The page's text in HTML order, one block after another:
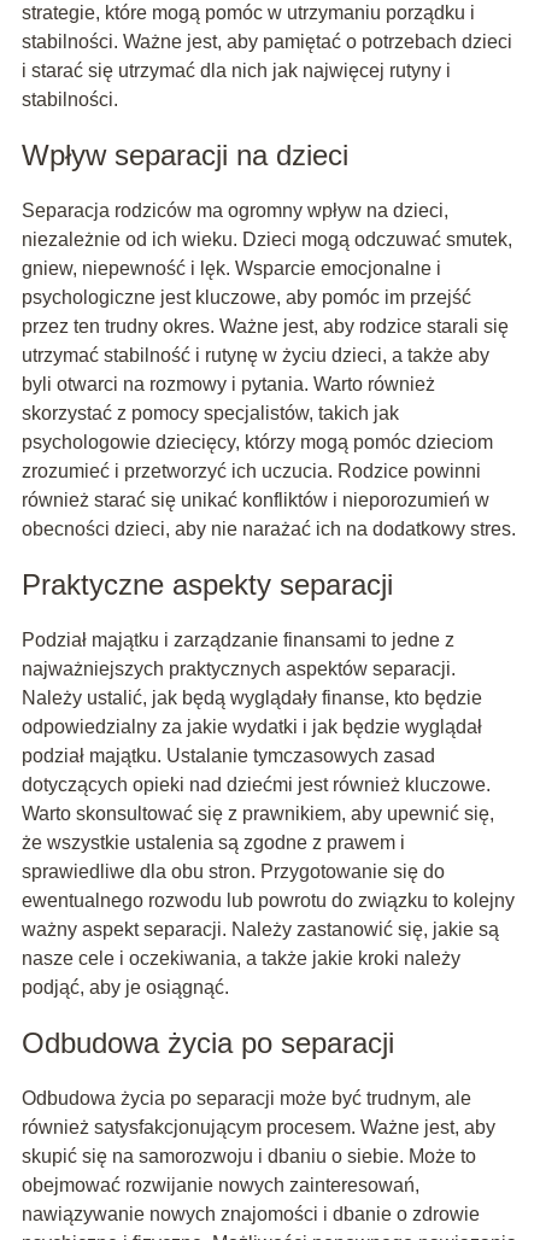
strategie, które mogą pomóc w utrzymaniu porządku i
stabilności. Ważne jest, aby pamiętać o potrzebach dzieci
i starać się utrzymać dla nich jak najwięcej rutyny i
stabilności.
Wpływ separacji na dzieci
Separacja rodziców ma ogromny wpływ na dzieci,
niezależnie od ich wieku. Dzieci mogą odczuwać smutek,
gniew, niepewność i lęk. Wsparcie emocjonalne i
psychologiczne jest kluczowe, aby pomóc im przejść
przez ten trudny okres. Ważne jest, aby rodzice starali się
utrzymać stabilność i rutynę w życiu dzieci, a także aby
byli otwarci na rozmowy i pytania. Warto również
skorzystać z pomocy specjalistów, takich jak
psychologowie dziecięcy, którzy mogą pomóc dzieciom
zrozumieć i przetworzyć ich uczucia. Rodzice powinni
również starać się unikać konfliktów i nieporozumień w
obecności dzieci, aby nie narażać ich na dodatkowy stres.
Praktyczne aspekty separacji
Podział majątku i zarządzanie finansami to jedne z
najważniejszych praktycznych aspektów separacji.
Należy ustalić, jak będą wyglądały finanse, kto będzie
odpowiedzialny za jakie wydatki i jak będzie wyglądał
podział majątku. Ustalanie tymczasowych zasad
dotyczących opieki nad dziećmi jest również kluczowe.
Warto skonsultować się z prawnikiem, aby upewnić się,
że wszystkie ustalenia są zgodne z prawem i
sprawiedliwe dla obu stron. Przygotowanie się do
ewentualnego rozwodu lub powrotu do związku to kolejny
ważny aspekt separacji. Należy zastanowić się, jakie są
nasze cele i oczekiwania, a także jakie kroki należy
podjąć, aby je osiągnąć.
Odbudowa życia po separacji
Odbudowa życia po separacji może być trudnym, ale
również satysfakcjonującym procesem. Ważne jest, aby
skupić się na samorozwoju i dbaniu o siebie. Może to
obejmować rozwijanie nowych zainteresowań,
nawiązywanie nowych znajomości i dbanie o zdrowie